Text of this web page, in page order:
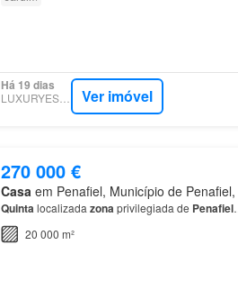
Há 19 dias
LUXURYESTATE Ver imóvel
270 000 €
Casa em Penafiel, Município de
Quintalocalizada zonaprivilegiada de Penafiel
20 000 m²